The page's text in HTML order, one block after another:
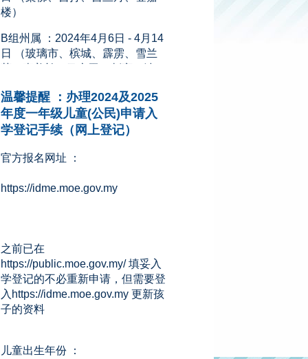
B组州属 ：2024年4月6日 - 4月14
莪、森美兰、马六甲、彭亨、沙
巴、砂拉越、吉隆坡、纳闽和布
城）
新闻来源：星洲网 (08.11.2023)
温馨提醒 ：办理2024及2025
年度一年级儿童(公民)申请入
学登记手续（网上登记）
官方报名网址 ：
https://idme.moe.gov.my
之前已在
https://public.moe.gov.my/ 填妥入
学登记的不必重新申请，但需要登
入https://idme.moe.gov.my 更新孩
子的资料
儿童出生年份 ：